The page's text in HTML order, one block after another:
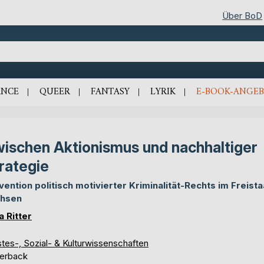
Über BoD
QUEER FANTASY LYRIK E-BOOK-
Aktionismus und nachhaltiger
politisch motivierter Kriminalität-Rechts im
Ritter
, Sozial- & Kulturwissenschaften